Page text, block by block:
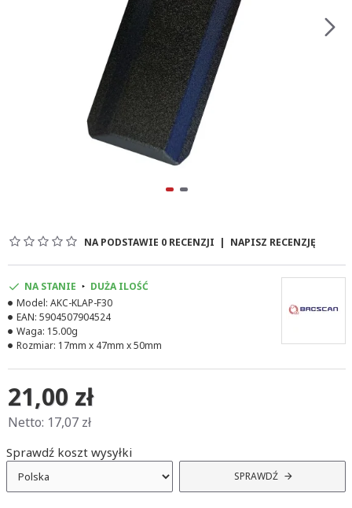
NA PODSTAWIE 0 RECENZJI | NAPISZ RECENZJĘ
21,00 zł
Netto: 17,07 zł
NA STANIE
DUŻA ILOŚĆ
Model: AKC-KLAP-F30
EAN: 5904507904524
Waga: 15.00g
Rozmiar: 17mm x 47mm x 50mm
Sprawdź koszt wysyłki
SPRAWDŹ